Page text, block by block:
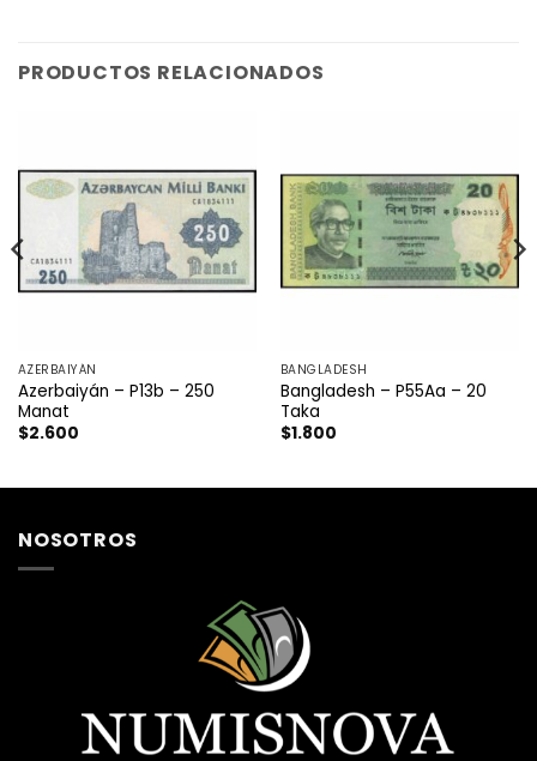
PRODUCTOS RELACIONADOS
AZERBAIYÁN
Azerbaiyán – P13b – 250
Manat
$2.600
BANGLADESH
Bangladesh – P55Aa – 20
Taka
$1.800
NOSOTROS